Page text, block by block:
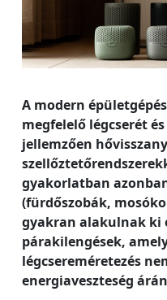
A modern
megfelelő légcserét
jellemzően
gyakorlatban
(fürdőszobák,
gyakran alakulnak ki
párakilengések,
légcsereméretezés
energiaveszteség